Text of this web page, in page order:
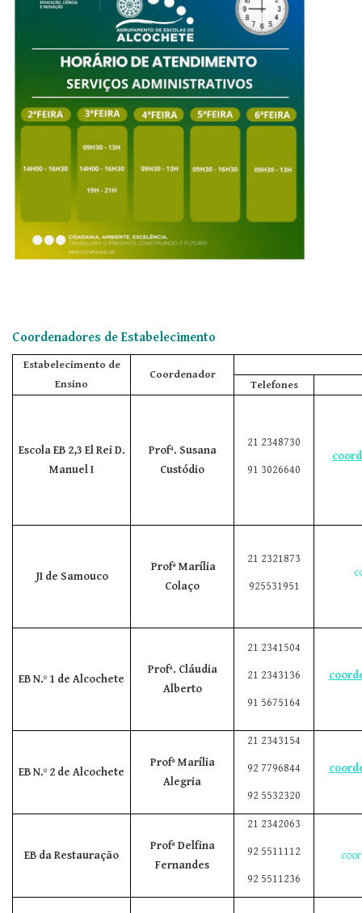
Coordenadores de Estabelecimento
Estabelecimento de
Ensino
Coordenador
Telefones
Escola EB 2,3 El Rei D.
Manuel I
Profª. Susana
Custódio
21 2348730
91 3026640
JI de Samouco
Profª Marília
Colaço
21 2321873
925531951
EB N.º 1 de Alcochete
Profª. Cláudia
Alberto
21 2341504
21 2343136
91 5675164
EB N.º 2 de Alcochete
Profª Marília
Alegria
21 2343154
92 7796844
92 5532320
EB da Restauração
Profª Delfina
Fernandes
21 2342063
92 5511112
92 5511236